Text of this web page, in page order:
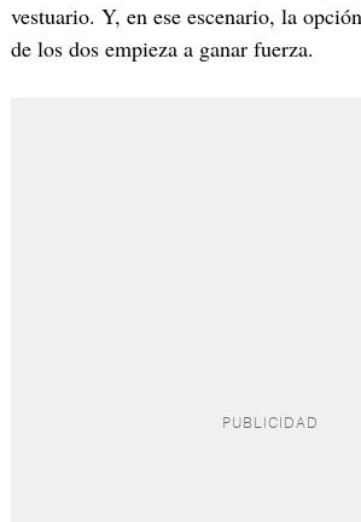
vestuario. Y, en ese escenario, la
de los dos empieza a ganar fuerza.